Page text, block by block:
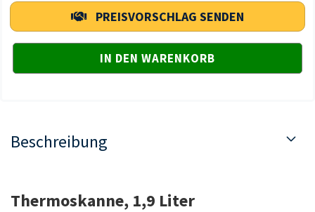
PREISVORSCHLAG SENDEN
Beschreibung
Thermoskanne, 1,9 Liter